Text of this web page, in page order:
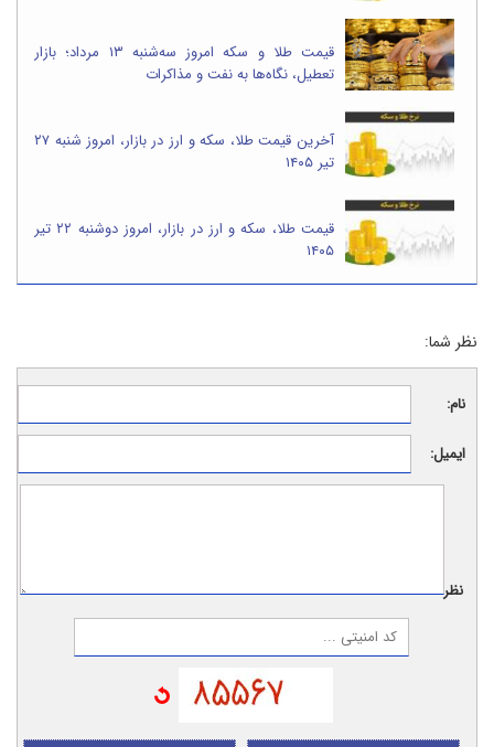
قیمت طلا و سکه امروز سه‌شنبه ۱۳ مرداد؛ بازار
تعطیل، نگاه‌ها به نفت و مذاکرات
آخرین قیمت طلا، سکه و ارز در بازار، امروز شنبه ۲۷
تیر ۱۴۰۵
قیمت طلا، سکه و ارز در بازار، امروز دوشنبه ۲۲ تیر
۱۴۰۵
نظر شما:
نام:
ایمیل:
نظر: